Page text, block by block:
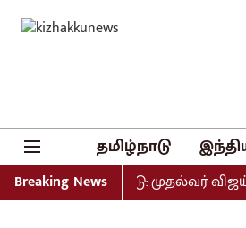
தமிழ்நாடு
Breaking News
வெளியீடு: முதல்வர் விஜய்,